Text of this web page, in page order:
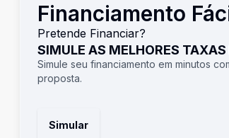
Financiamento
Pretende Financiar?
SIMULE AS MELHORES
Simule seu financiamento em minutos
proposta.
Simular